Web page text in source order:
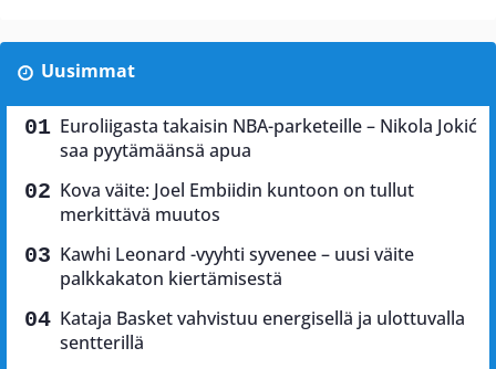
Uusimmat
Euroliigasta takaisin NBA-parketeille – Nikola Jokić
saa pyytämäänsä apua
Kova väite: Joel Embiidin kuntoon on tullut
merkittävä muutos
Kawhi Leonard -vyyhti syvenee – uusi väite
palkkakaton kiertämisestä
Kataja Basket vahvistuu energisellä ja ulottuvalla
sentterillä